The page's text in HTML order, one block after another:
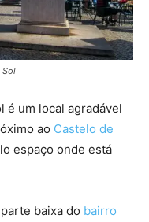
Sol
é um local agradável
ao Castelo de
espaço onde está
baixa do bairro